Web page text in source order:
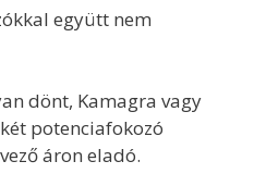
együtt nem
dönt, Kamagra vagy
potenciafokozó
áron eladó.